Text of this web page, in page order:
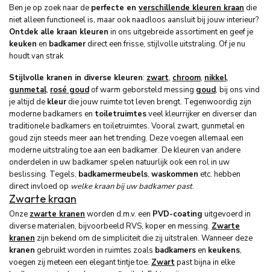
Ben je op zoek naar de perfecte en verschillende kleuren kraan die
niet alleen functioneel is, maar ook naadloos aansluit bij jouw interieur?
Ontdek alle kraan kleuren in ons uitgebreide assortiment en geef je
keuken en badkamerdirect een frisse, stijlvolle uitstraling. Of je nu
houdt van strak
Stijlvolle kranen in diverse kleuren: zwart, chroom, nikkel,
gunmetal, rosé goudof warm geborsteld messing goud, bij ons vind
je altijd de kleurdie jouw ruimte tot leven brengt. Tegenwoordig zijn
moderne badkamers en toiletruimtesveel kleurrijker en diverser dan
traditionele badkamers en toiletruimtes. Vooral zwart, gunmetal en
goud zijn steeds meer aan het trending. Deze voegen allemaal een
moderne uitstraling toe aan een badkamer. De kleuren van andere
onderdelen in uw badkamer spelen natuurlijk ook een rol in uw
beslissing. Tegels, badkamermeubels, waskommen etc. hebben
direct invloed op welke kraan bij uw badkamer past.
Zwarte kraan
Onze zwarte kranen worden d.m.v. een PVD-coating uitgevoerd in
diverse materialen, bijvoorbeeld RVS, koper en messing. Zwarte
kranen zijn bekend om de simpliciteit die zij uitstralen. Wanneer deze
kranen gebruikt worden in ruimtes zoals badkamersen keukens,
voegen zij meteen een elegant tintje toe. Zwartpast bijna in elke